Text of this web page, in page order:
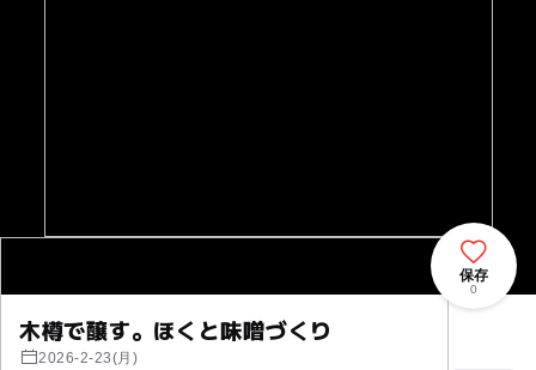
木樽で醸す。ほくと味噌づくり
2026-2-23(月)
保存
0